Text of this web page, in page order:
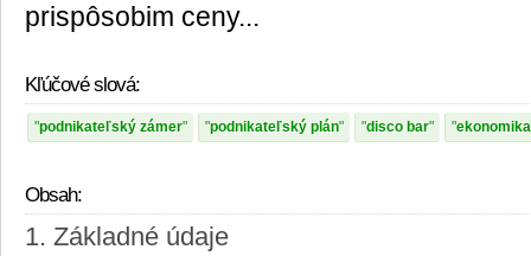
prispôsobim ceny...
Kľúčové slová:
podnikateľský zámer podnikateľský plán disco bar
Obsah:
1. Základné údaje